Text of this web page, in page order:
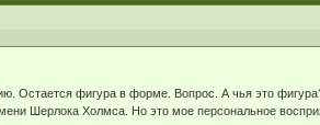
Остается фигура в форме. Вопрос. А чья это
Шерлока Холмса. Но это мое персональное